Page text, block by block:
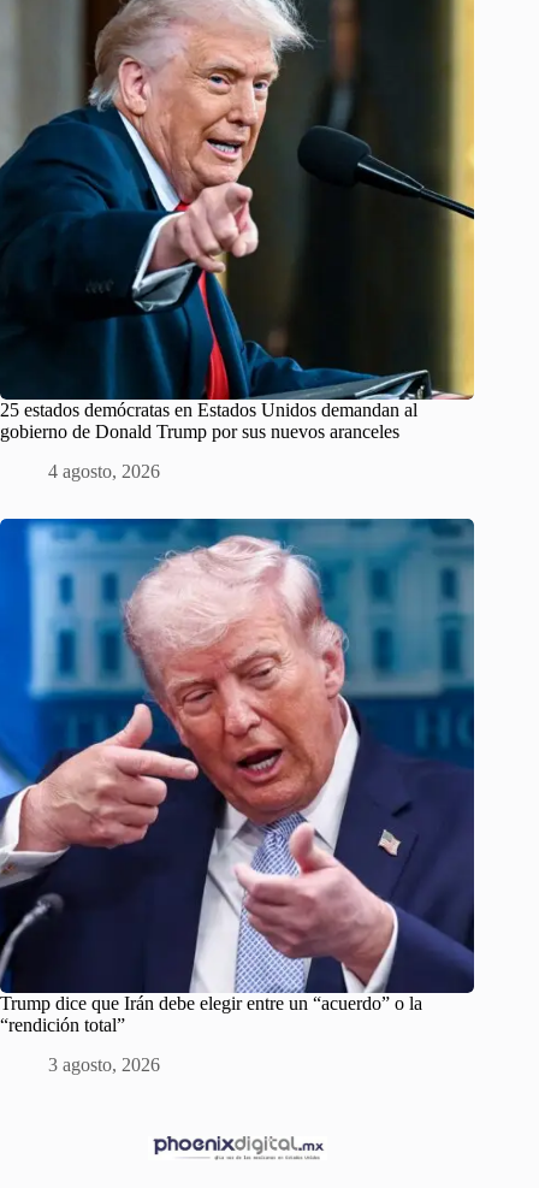
25 estados demócratas en Estados Unidos demandan al
gobierno de Donald Trump por sus nuevos aranceles
4 agosto, 2026
Trump dice que Irán debe elegir entre un “acuerdo” o la
“rendición total”
3 agosto, 2026